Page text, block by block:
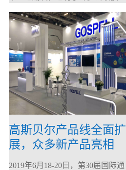
高斯贝尔产品线全面扩
展，众多新产品亮相
CommunicAsia 2019
2019年6月18-20日，第30届国际通